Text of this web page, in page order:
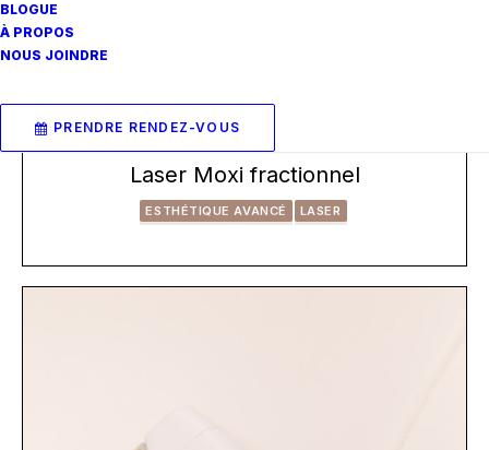
BLOGUE
À PROPOS
NOUS JOINDRE
PRENDRE RENDEZ-VOUS
Laser Moxi fractionnel
ESTHÉTIQUE AVANCÉ LASER